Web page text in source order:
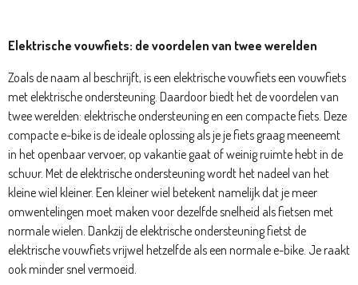
Elektrische vouwfiets: de voordelen van twee werelden
Zoals de naam al beschrijft, is een elektrische vouwfiets een vouwfiets
met elektrische ondersteuning. Daardoor biedt het de voordelen van
twee werelden: elektrische ondersteuning en een compacte fiets. Deze
compacte e-bike is de ideale oplossing als je je fiets graag meeneemt
in het openbaar vervoer, op vakantie gaat of weinig ruimte hebt in de
schuur. Met de elektrische ondersteuning wordt het nadeel van het
kleine wiel kleiner. Een kleiner wiel betekent namelijk dat je meer
omwentelingen moet maken voor dezelfde snelheid als fietsen met
normale wielen. Dankzij de elektrische ondersteuning fietst de
elektrische vouwfiets vrijwel hetzelfde als een normale e-bike. Je raakt
ook minder snel vermoeid.